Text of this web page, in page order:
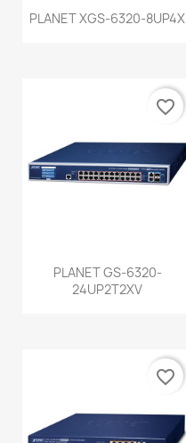
PLANET XGS-6320-8UP4X
PLANET GS-6320-
24UP2T2XV
favorite_border
favorite_border